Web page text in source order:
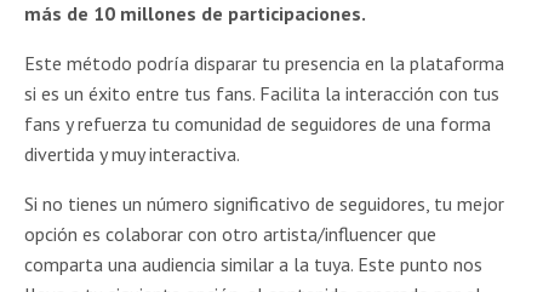
más de 10 millones de participaciones.
Este método podría disparar tu presencia en la plataforma
si es un éxito entre tus fans. Facilita la interacción con tus
fans y refuerza tu comunidad de seguidores de una forma
divertida y muy interactiva.
Si no tienes un número significativo de seguidores, tu mejor
opción es colaborar con otro artista/influencer que
comparta una audiencia similar a la tuya. Este punto nos